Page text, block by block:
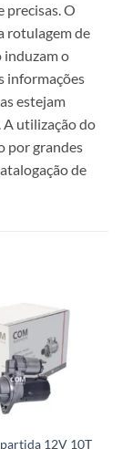
precisas. O
rotulagem de
induzam o
informações
estejam
utilização do
por grandes
de
12V 10T